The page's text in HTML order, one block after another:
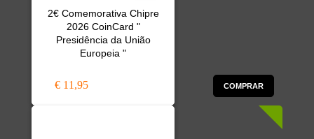
2€ Comemorativa Chipre
2026 CoinCard "
Presidência da União
Europeia "
€ 11,95 COMPRAR